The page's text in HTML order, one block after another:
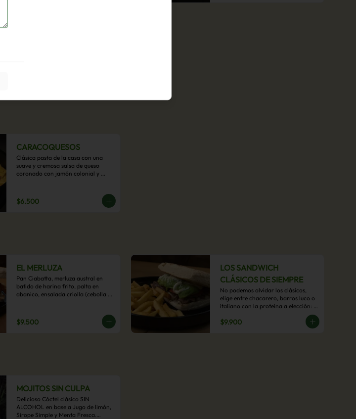
CARACOQUESOS
Clásica pasta de la casa con una
suave y cremosa salsa de queso
coronado con jamón colonial y
$6.500
EL MERLUZA
Pan Ciabatta, merluza austral en
batido de harina frito, palta en
abanico, ensalada criolla (cebolla
de papas fritas.
$9.500
LOS SANDWICH
CLÁSICOS DE SIEMPRE
No podemos olvidar los clásicos,
elige entre chacarero, barros luco o
italiano con la proteína a elección:
mechada, pollo o hamburguesa con
acompañamiento de papas fritas.
$9.900
MOJITOS SIN CULPA
Delicioso Cóctel clásico SIN
ALCOHOL en base a Jugo de limón,
Sirope Simple y Menta Fresca.